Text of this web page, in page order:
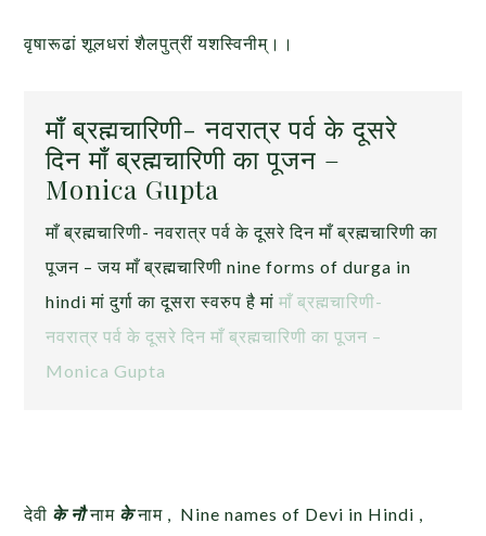
वृषारूढां शूलधरां शैलपुत्रीं यशस्विनीम्।।
माँ ब्रह्मचारिणी- नवरात्र पर्व के दूसरे
दिन माँ ब्रह्मचारिणी का पूजन –
Monica Gupta
माँ ब्रह्मचारिणी- नवरात्र पर्व के दूसरे दिन माँ ब्रह्मचारिणी का
पूजन – जय माँ ब्रह्मचारिणी nine forms of durga in
hindi मां दुर्गा का दूसरा स्वरुप है मांमाँ ब्रह्मचारिणी-
नवरात्र पर्व के दूसरे दिन माँ ब्रह्मचारिणी का पूजन –
Monica Gupta
देवी के नौनाम केनाम , Nine names of Devi in Hindi ,